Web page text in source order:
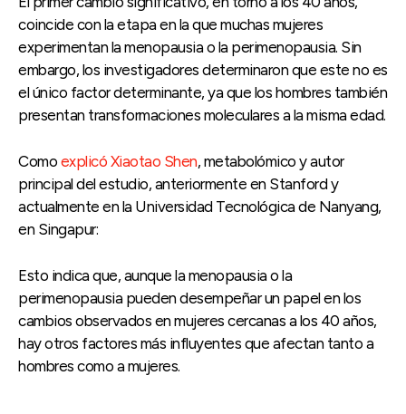
coincide con la etapa en la que muchas mujeres
experimentan la menopausia o la perimenopausia. Sin
embargo, los investigadores determinaron que este no es
el único factor determinante, ya que los hombres también
presentan transformaciones moleculares a la misma edad.
Como explicó Xiaotao Shen, metabolómico y autor
principal del estudio, anteriormente en Stanford y
actualmente en la Universidad Tecnológica de Nanyang,
en Singapur:
Esto indica que, aunque la menopausia o la
perimenopausia pueden desempeñar un papel en los
cambios observados en mujeres cercanas a los 40 años,
hay otros factores más influyentes que afectan tanto a
hombres como a mujeres.